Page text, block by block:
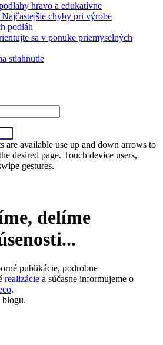
hravo a edukatívne
chyby pri výrobe
podláh
sa v ponuke priemyselných
stiahnutie
are available use up and down arrows to
desired page. Touch device users,
gestures.
delíme
publikácie, podrobne
realizácie a súčasne informujeme o
.
blogu.